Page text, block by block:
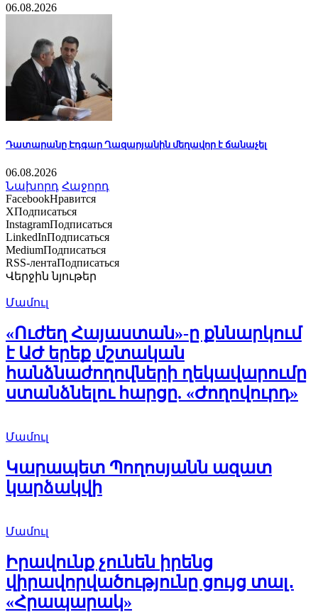
06.08.2026
Դատարանը Էդգար Ղազարյանին մեղավոր է ճանաչել
06.08.2026
Նախորդ Հաջորդ
FacebookНравится
XПодписаться
InstagramПодписаться
LinkedInПодписаться
MediumПодписаться
RSS-лентаПодписаться
Վերջին նյութեր
Մամուլ
«Ուժեղ Հայաստան»-ը քննարկում
է ԱԺ երեք մշտական
հանձնաժողովների ղեկավարումը
ստանձնելու հարցը. «Ժողովուրդ»
Մամուլ
Կարապետ Պողոսյանն ազատ
կարձակվի
Մամուլ
Իրավունք չունեն իրենց
վիրավորվածությունը ցույց տալ․
«Հրապարակ»